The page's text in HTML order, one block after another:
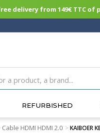
delivery from 149€ TTC
REFURBISHED
Cable HDMI HDMI 2.0 >KAIBOER